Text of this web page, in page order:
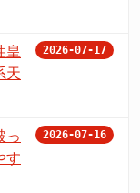
皇
天
2026-07-17
っ
す
2026-07-16